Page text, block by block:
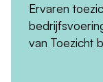
Ervaren
van Toezicht